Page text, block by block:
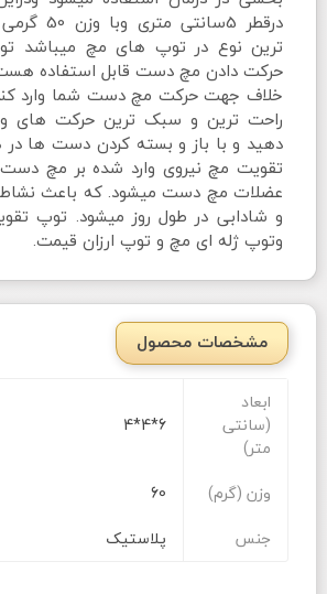
درقطر
ترین نوع در توپ های مچ میباشد
حرکت دادن مچ دست قابل استفاده هست
خلاف جهت حرکت مچ دست شما وارد
راحت ترین و سبک ترین حرکت های
دهید و با باز و بسته کردن دست ها در
تقویت مچ نیروی وارد شده بر مچ
عضلات مچ دست میشود. که باعث
و شادابی در طول روز میشود. توپ
وتوپ ژله ای مچ و توپ ارزان قیمت.
مشخصات محصول
ابعاد
(سانتی
متر)
6*4*4
وزن (گرم)
60
جنس
پلاستیک